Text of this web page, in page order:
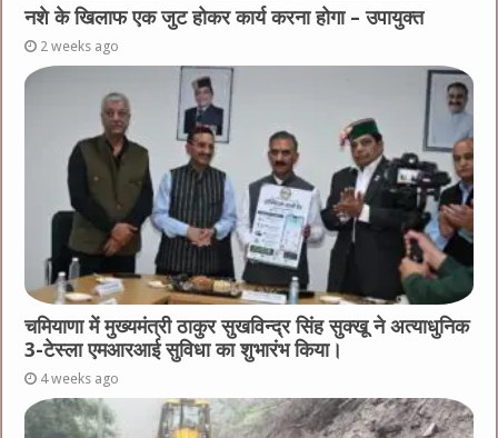
नशे के खिलाफ एक जुट होकर कार्य करना होगा – उपायुक्त
2 weeks ago
चमियाणा में मुख्यमंत्री ठाकुर सुखविन्द्र सिंह सुक्खू ने अत्याधुनिक
3-टेस्ला एमआरआई सुविधा का शुभारंभ किया।
4 weeks ago